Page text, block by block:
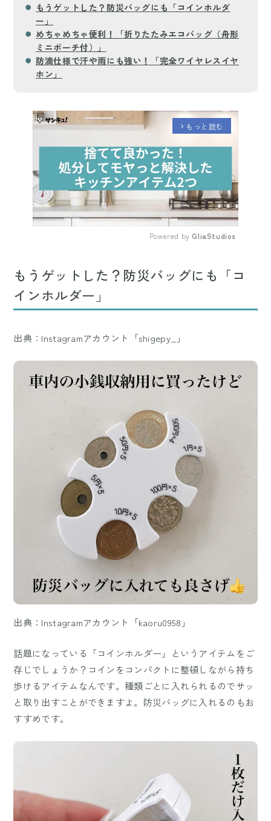
もうゲットした？防災バッグにも「コインホルダ
ー」
めちゃめちゃ便利！「折りたたみエコバッグ（舟形
ミニポーチ付）」
防滴仕様で汗や雨にも強い！「完全ワイヤレスイヤ
ホン」
arrow_forward_ios もっと読む
Powered by GliaStudios
もうゲットした？防災バッグにも「コ
インホルダー」
出典：Instagramアカウント「shigepy_」
出典：Instagramアカウント「kaoru0958」
話題になっている「コインホルダー」というアイテムをご
存じでしょうか？コインをコンパクトに整頓しながら持ち
歩けるアイテムなんです。種類ごとに入れられるのでサッ
と取り出すことができますよ。防災バッグに入れるのもお
すすめです。